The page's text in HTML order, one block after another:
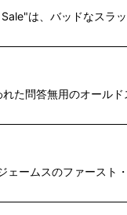
は、バッドなスラ
た問答無用のオール
ェームスのファースト